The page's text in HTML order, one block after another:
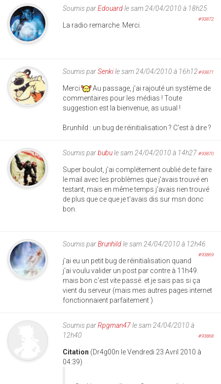
Soumis parEdouardle sam 24/04/2010 à 18h25
#93872
La radio remarche. Merci.
Soumis parSenkile sam 24/04/2010 à 16h12#93871
Merci
Au passage, j'ai rajouté un système de
commentaires pour les médias ! Toute
suggestion est la bienvenue, as usual !
Brunhild : un bug de réinitialisation ? C'est à dire ?
Soumis parbubule sam 24/04/2010 à 14h27 #93870
Super boulot, j'ai complétement oublié de te faire
le mail avec les problèmes que j'avais trouvé en
testant, mais en même temps j'avais rien trouvé
de plus que ce que je t'avais dis sur msn donc
bon.
Soumis parBrunhildle sam 24/04/2010 à 12h46
#93869
j'ai eu un petit bug de réinitialisation quand
j'ai voulu valider un post par contre à 11h49.
mais bon c'est vite passé. et je sais pas si ça
vient du serveur (mais mes autres pages internet
fonctionnaient parfaitement )
Soumis parRpgman47le sam 24/04/2010 à
12h40
#93868
Citation (Dr4g00n le Vendredi 23 Avril 2010 à
04:39)